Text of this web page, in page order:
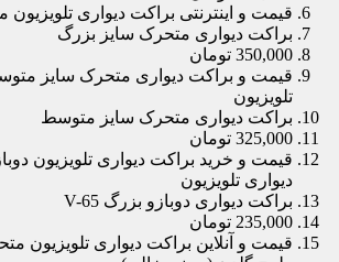
قیمت و اینترنتی براکت دیواری
براکت دیواری متحرک سایز بزرگ
350,000 تومان
قیمت و براکت دیواری متحرک سایز
تلویزیون
براکت دیواری متحرک سایز متوسط
325,000 تومان
دیواری تلویزیون
براکت دیواری دوبازو بزرگ V-65
235,000 تومان
قیمت و آنلاین براکت دیواری تلویزیون